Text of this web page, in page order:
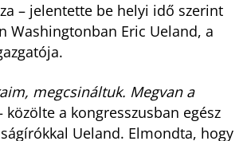
– jelentette be helyi idő szerint
Washingtonban Eric Ueland, a
megcsináltuk. Megvan a
közölte a kongresszusban egész
Ueland. Elmondta, hogy